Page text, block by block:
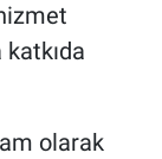
olarak